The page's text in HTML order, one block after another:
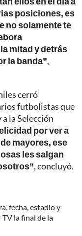
posiciones, es
no solamente te
mitad y detrás
la banda”,
cerró
futbolistas que
la Selección
por ver a
mayores, ese
les salgan
, concluyó.
fecha, estadio y
la final de la